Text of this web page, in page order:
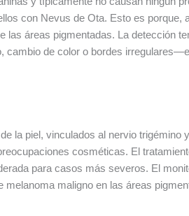
con Nevus de Ota. Esto es porque,
las áreas pigmentadas. La detección
cambio de color o bordes
la piel, vinculados al nervio trigémino
cosméticas. El
para casos más severos. El
maligno en las áreas